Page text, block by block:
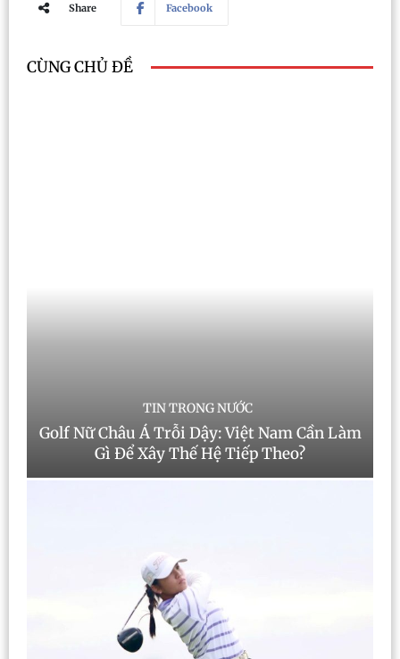
Share Facebook
CÙNG CHỦ ĐỀ
TIN TRONG NƯỚC
Golf Nữ Châu Á Trỗi Dậy: Việt Nam Cần Làm
Gì Để Xây Thế Hệ Tiếp Theo?